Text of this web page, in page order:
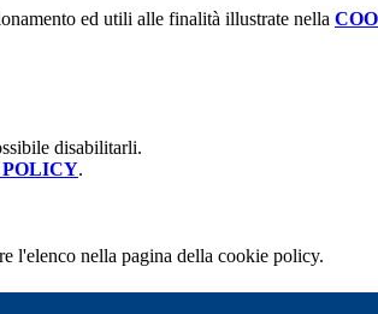
ed utili alle finalità illustrate nella
disabilitarli.
.
l'elenco nella pagina della cookie policy.